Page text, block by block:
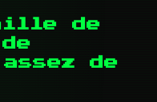
de
de